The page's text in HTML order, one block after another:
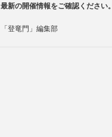
最新の開催情報をご確認ください。
「登竜門」編集部